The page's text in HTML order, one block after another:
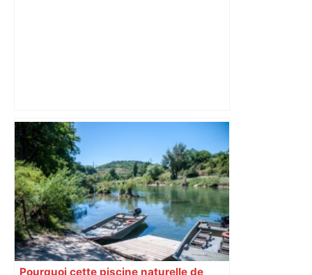
Direct. Top 14 – Montpellier – Stade
français : qui pour rejoindre l'ogre
toulousain en finale ? Suivez la demi-
finale – Rugbyrama
Pourquoi cette piscine naturelle de